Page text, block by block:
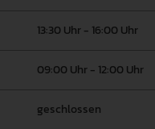
13:30 Uhr - 16:00 Uhr
09:00 Uhr - 12:00 Uhr
geschlossen